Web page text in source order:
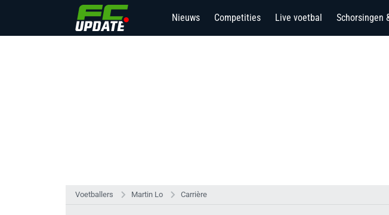
Nieuws Competities Live voetbal Schorsingen
Voetballers Martin Lo Carrière